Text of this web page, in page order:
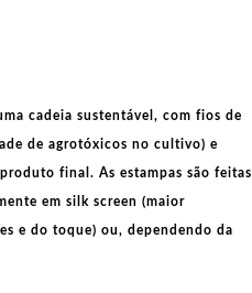
cadeia sustentável, com fios de
de agrotóxicos no cultivo) e
final. As estampas são feitas
em silk screen (maior
e do toque) ou, dependendo da